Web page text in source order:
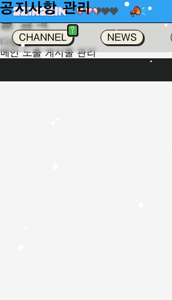
?
CHANNEL NEWS
가
공지사항 관리
글 탐색
다음 글
메인 노출 게시물 관리